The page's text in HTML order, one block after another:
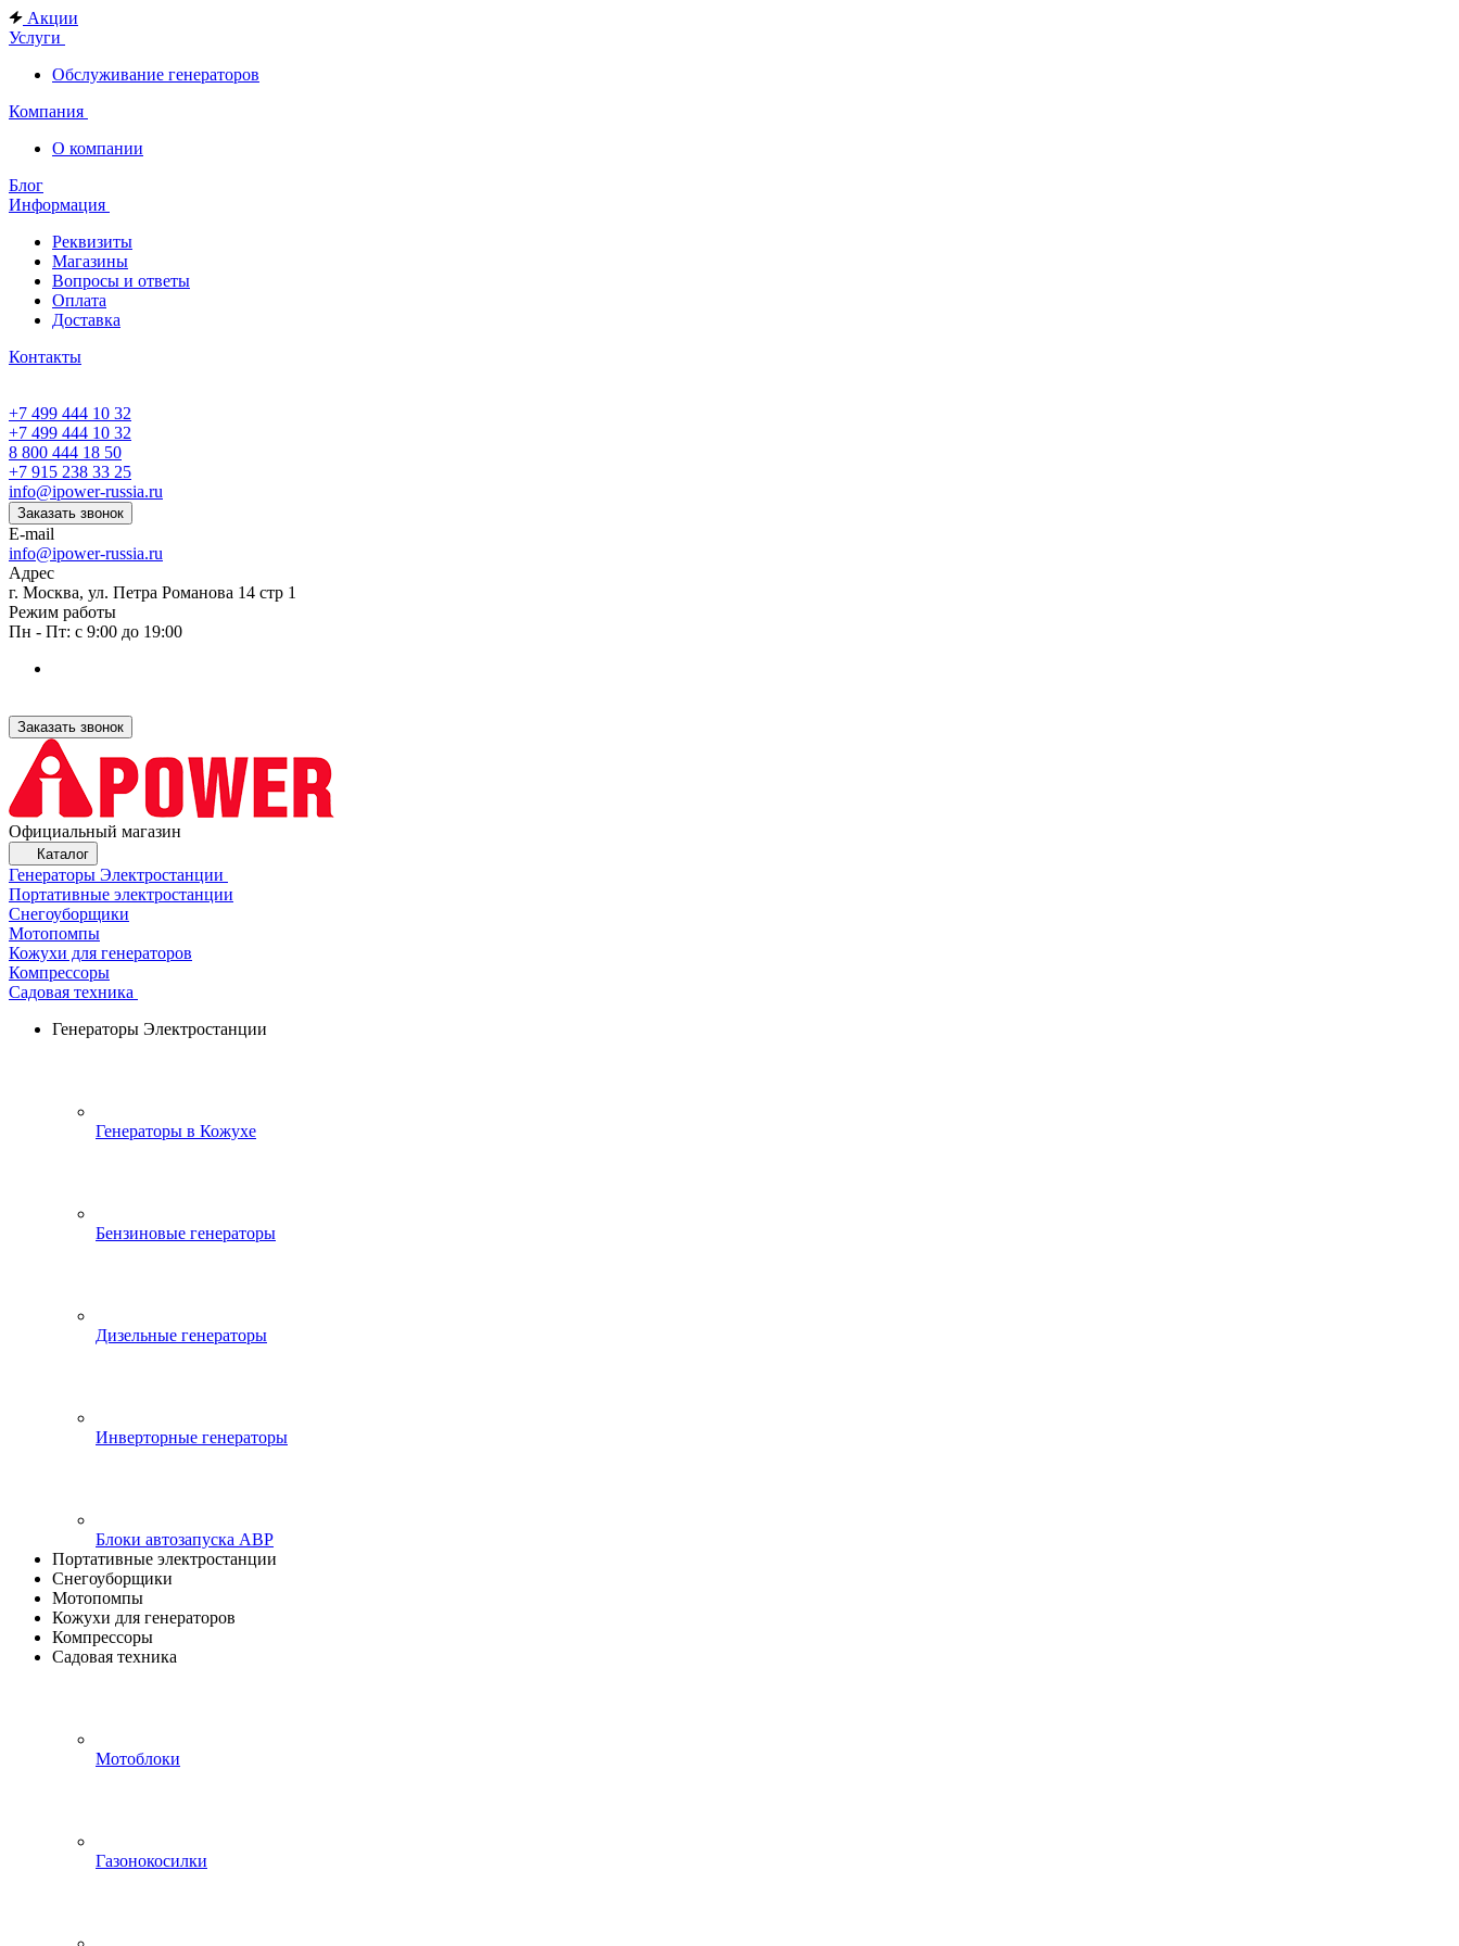
Акции
Услуги
Обслуживание генераторов
Компания
О компании
Блог
Информация
Реквизиты
Магазины
Вопросы и ответы
Оплата
Доставка
Контакты
+7 499 444 10 32
+7 499 444 10 32
8 800 444 18 50
+7 915 238 33 25
info@ipower-russia.ru
Заказать звонок
E-mail
info@ipower-russia.ru
Адрес
г. Москва, ул. Петра Романова 14 стр 1
Режим работы
Пн - Пт: с 9:00 до 19:00
Заказать звонок
Официальный магазин
Каталог
Генераторы Электростанции
Портативные электростанции
Снегоуборщики
Мотопомпы
Кожухи для генераторов
Компрессоры
Садовая техника
Генераторы Электростанции
Генераторы в Кожухе
Бензиновые генераторы
Дизельные генераторы
Инверторные генераторы
Блоки автозапуска АВР
Портативные электростанции
Снегоуборщики
Мотопомпы
Кожухи для генераторов
Компрессоры
Садовая техника
Мотоблоки
Газонокосилки